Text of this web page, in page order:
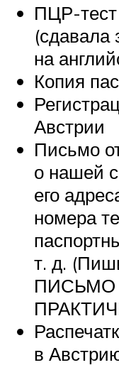
ПЦР-тест
(сдавала
на
Копия
Австрии
Письмо
о нашей
его
номера
т. д.
в